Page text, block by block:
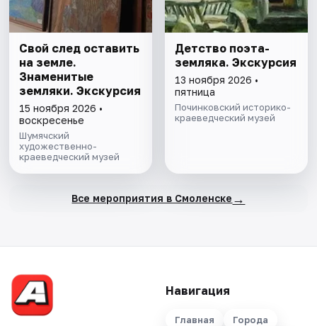
Свой след оставить
на земле.
Знаменитые
земляки. Экскурсия
15 ноября 2026 •
воскресенье
Шумячский
художественно-
краеведческий музей
Детство поэта-
земляка. Экскурсия
13 ноября 2026 •
пятница
Починковский историко-
краеведческий музей
Все мероприятия в Смоленске →
Навигация
Главная
Города